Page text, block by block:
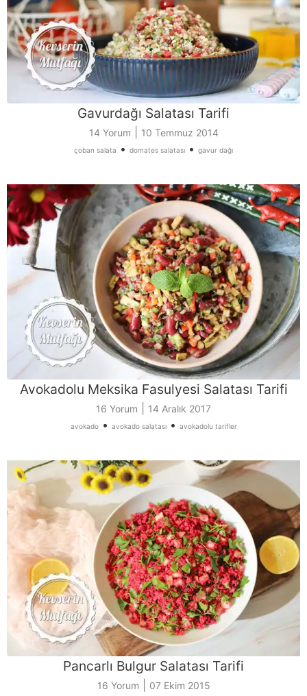
Gavurdağı Salatası Tarifi
14 Yorum 10 Temmuz 2014
çoban salata • domates salatası • gavur dağı
Avokadolu Meksika Fasulyesi Salatası Tarifi
16 Yorum 14 Aralık 2017
avokado• avokado salatası• avokadolu tarifler
Pancarlı Bulgur Salatası Tarifi
16 Yorum 07 Ekim 2015